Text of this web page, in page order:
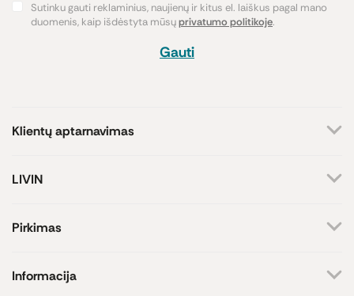
Sutinku gauti reklaminius, naujienų ir kitus el. laiškus pagal mano
duomenis, kaip išdėstyta mūsųprivatumo politikoje.
Gauti
Klientų aptarnavimas
Atsakome darbo dienomis
LIVIN
Kontaktai
Prekių ženklai
Pirkimas
Pristatymas
Informacija